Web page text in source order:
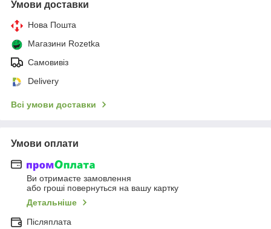
Умови доставки
Нова Пошта
Магазини Rozetka
Самовивіз
Delivery
Всі умови доставки
Умови оплати
Ви отримаєте замовлення
або гроші повернуться на вашу картку
Детальніше
Післяплата